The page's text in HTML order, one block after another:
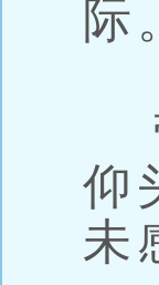
际
仰
未